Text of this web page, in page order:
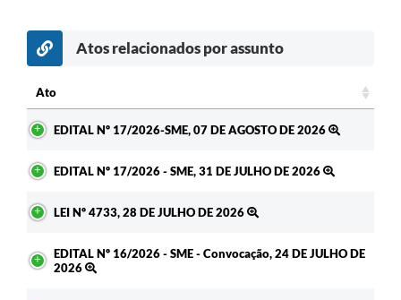
Atos relacionados por assunto
Ato
EDITAL Nº 17/2026-SME, 07 DE AGOSTO DE 2026
EDITAL Nº 17/2026 - SME, 31 DE JULHO DE 2026
LEI Nº 4733, 28 DE JULHO DE 2026
EDITAL Nº 16/2026 - SME - Convocação, 24 DE JULHO DE
2026